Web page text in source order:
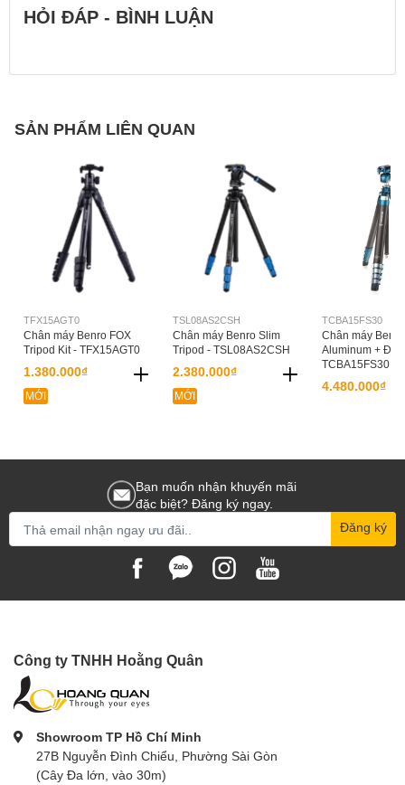
HỎI ĐÁP - BÌNH LUẬN
SẢN PHẨM LIÊN QUAN
TFX15AGT0
Chân máy Benro FOX
Tripod Kit - TFX15AGT0
1.380.000₫
MỚI
TSL08AS2CSH
Chân máy Benro Slim
Tripod - TSL08AS2CSH
2.380.000₫
MỚI
TCBA15FS30
Chân máy
Aluminum +
TCBA15FS30
4.480.000₫
Bạn muốn nhận khuyến mãi
đặc biệt? Đăng ký ngay.
Đăng ký
Công ty TNHH Hoằng Quân
Showroom TP Hồ Chí Minh
27B Nguyễn Đình Chiểu, Phường Sài Gòn
(Cây Đa lớn, vào 30m)